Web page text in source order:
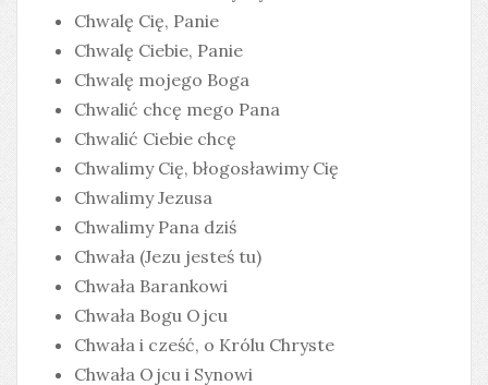
Chwalę Cię, Panie
Chwalę Ciebie, Panie
Chwalę mojego Boga
Chwalić chcę mego Pana
Chwalić Ciebie chcę
Chwalimy Cię, błogosławimy Cię
Chwalimy Jezusa
Chwalimy Pana dziś
Chwała (Jezu jesteś tu)
Chwała Barankowi
Chwała Bogu Ojcu
Chwała i cześć, o Królu Chryste
Chwała Ojcu i Synowi